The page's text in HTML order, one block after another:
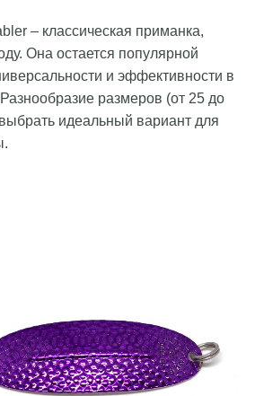
– классическая приманка,
Она остается популярной
и эффективности в
размеров (от 25 до
идеальный вариант для